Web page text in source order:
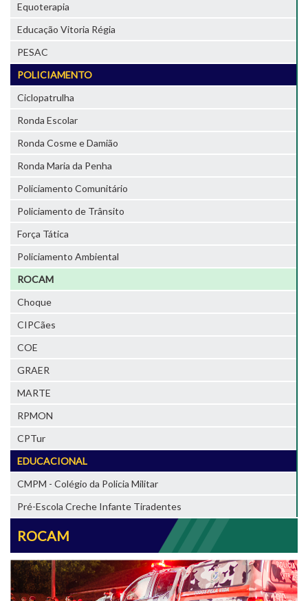
Equoterapia
Educação Vitoria Régia
PESAC
POLICIAMENTO
Ciclopatrulha
Ronda Escolar
Ronda Cosme e Damião
Ronda Maria da Penha
Policiamento Comunitário
Policiamento de Trânsito
Força Tática
Policiamento Ambiental
ROCAM
Choque
CIPCães
COE
GRAER
MARTE
RPMON
CPTur
EDUCACIONAL
CMPM - Colégio da Policia Militar
Pré-Escola Creche Infante Tiradentes
ROCAM